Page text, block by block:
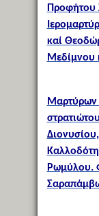
Προφήτου
καί
Μεδίμνου
Μαρτύρων
Ρωμύλου.